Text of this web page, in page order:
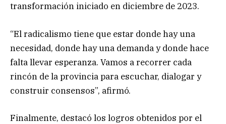
transformación iniciado en diciembre de 2023.
“El radicalismo tiene que estar donde hay una
necesidad, donde hay una demanda y donde hace
falta llevar esperanza. Vamos a recorrer cada
rincón de la provincia para escuchar, dialogar y
construir consensos”, afirmó.
Finalmente, destacó los logros obtenidos por el